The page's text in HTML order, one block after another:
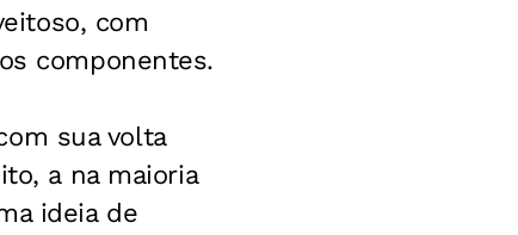
com
componentes.
sua volta
a na maioria
ideia de